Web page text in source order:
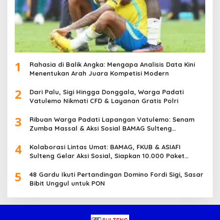
1
Rahasia di Balik Angka: Mengapa Analisis Data Kini
Menentukan Arah Juara Kompetisi Modern
2
Dari Palu, Sigi Hingga Donggala, Warga Padati
Vatulemo Nikmati CFD & Layanan Gratis Polri
3
Ribuan Warga Padati Lapangan Vatulemo: Senam
Zumba Massal & Aksi Sosial BAMAG Sulteng
4
Kolaborasi Lintas Umat: BAMAG, FKUB & ASIAFI
Sulteng Gelar Aksi Sosial, Siapkan 10.000 Paket
5
48 Gardu Ikuti Pertandingan Domino Fordi Sigi, Sasar
Bibit Unggul untuk PON